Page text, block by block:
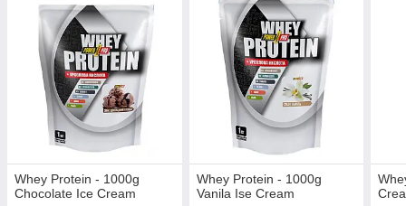
Whey Protein - 1000g
Chocolate Ice Cream
Whey Protein - 1000g
Vanila Ise Cream